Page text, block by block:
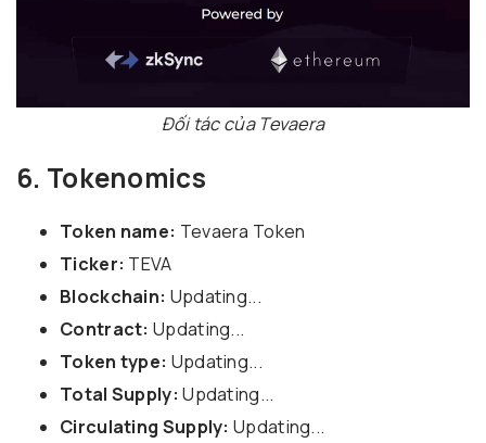
Đối tác của Tevaera
6. Tokenomics
Token name: Tevaera Token
Ticker: TEVA
Blockchain: Updating...
Contract: Updating...
Token type: Updating...
Total Supply: Updating...
Circulating Supply: Updating...